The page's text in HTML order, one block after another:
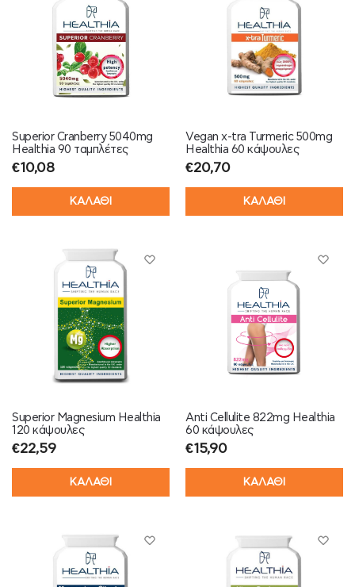
Superior Cranberry 5040mg
Healthia 90 ταμπλέτες
€10,08
ΚΑΛΑΘΙ
Vegan x-tra Turmeric 500mg
Healthia 60 κάψουλες
€20,70
ΚΑΛΑΘΙ
Superior Magnesium Healthia
120 κάψουλες
€22,59
ΚΑΛΑΘΙ
Anti Cellulite 822mg Healthia
60 κάψουλες
€15,90
ΚΑΛΑΘΙ